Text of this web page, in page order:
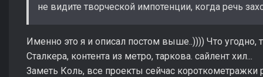
не видите творческой импотенции, когда речь
Именно это я и описал постом выше..)))) Что угодно,
Сталкера, контента из метро, таркова. сайлент хил...
Заметь Коль, все проекты сейчас короткометражки